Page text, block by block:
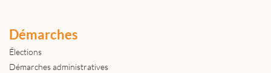
Démarches
Élections
Démarches administratives